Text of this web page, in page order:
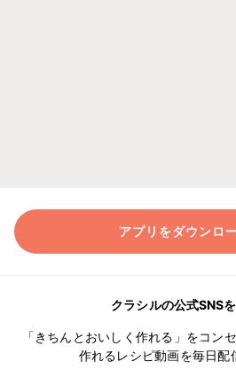
アプリをダウンロ
クラシルの公式SNS
「きちんとおいしく作れる」をコン
作れるレシピ動画を毎日配